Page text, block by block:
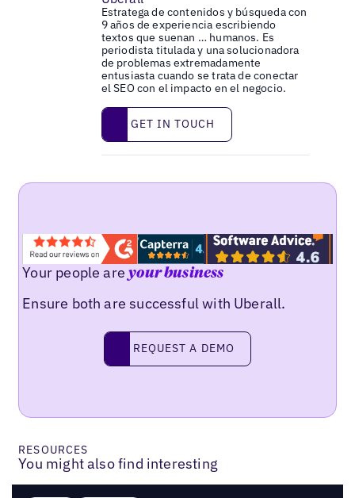
Estratega de contenidos y búsqueda con
9 años de experiencia escribiendo
textos que suenan … humanos. Es
periodista titulada y una solucionadora
de problemas extremadamente
entusiasta cuando se trata de conectar
el SEO con el impacto en el negocio.
Get in touch
GET IN TOUCH
Your people areyour business
Ensure both are successful with Uberall.
Request a demo
REQUEST A DEMO
RESOURCES
You might also find interesting